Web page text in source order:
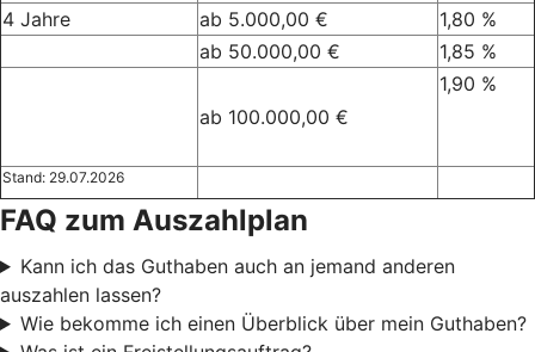
4 Jahre
ab 5.000,00 €
1,80 %
ab 50.000,00 €
1,85 %
ab 100.000,00 €
1,90 %
Stand: 29.07.2026
FAQ zum Auszahlplan
Kann ich das Guthaben auch an jemand anderen
auszahlen lassen?
Wie bekomme ich einen Überblick über mein Guthaben?